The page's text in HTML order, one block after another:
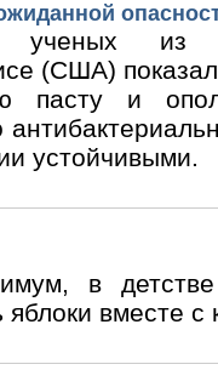
ученых из
(США)
пасту и
устойчивыми.
в
вместе с